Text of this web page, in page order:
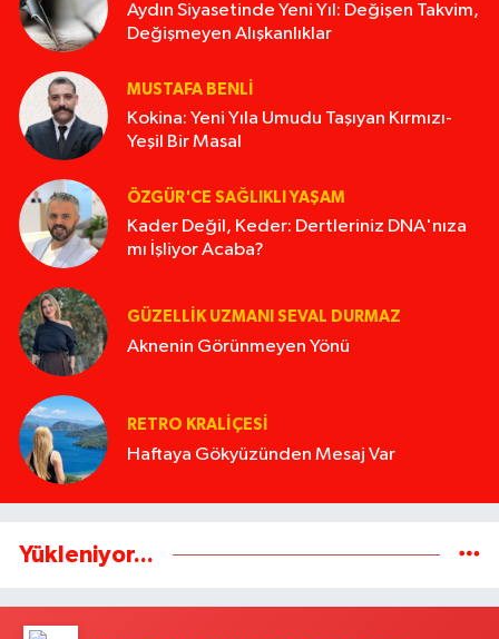
Aydın Siyasetinde Yeni Yıl: Değişen Takvim,
Değişmeyen Alışkanlıklar
MUSTAFA BENLI
Kokina: Yeni Yıla Umudu Taşıyan Kırmızı-
Yeşil Bir Masal
ÖZGÜR'CE SAĞLIKLI YAŞAM
Kader Değil, Keder: Dertleriniz DNA'nıza
mı İşliyor Acaba?
GÜZELLIK UZMANI SEVAL DURMAZ
Aknenin Görünmeyen Yönü
RETRO KRALIÇESI
Haftaya Gökyüzünden Mesaj Var
Yükleniyor...